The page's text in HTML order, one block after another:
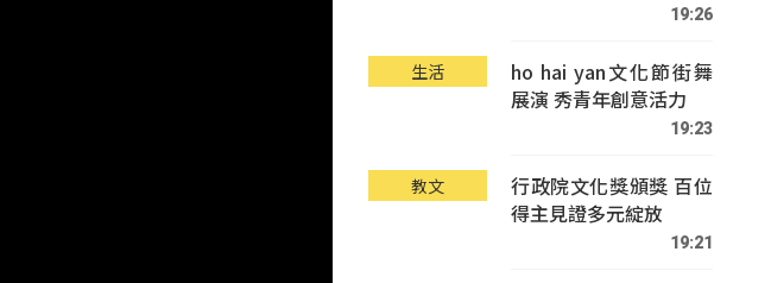
19:26
生活
ho hai yan文化節街舞
展演 秀青年創意活力
19:23
教文
行政院文化獎頒獎 百位
得主見證多元綻放
19:21